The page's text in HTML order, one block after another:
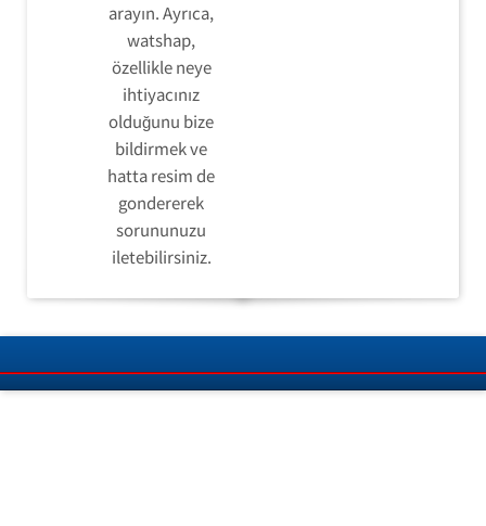
arayın. Ayrıca,
watshap,
özellikle neye
ihtiyacınız
olduğunu bize
bildirmek ve
hatta resim de
gondererek
sorununuzu
iletebilirsiniz.